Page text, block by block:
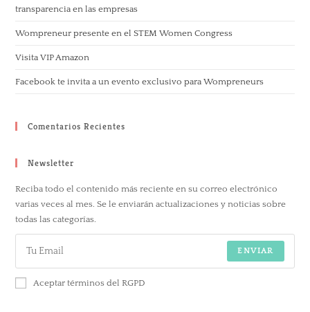
transparencia en las empresas
Wompreneur presente en el STEM Women Congress
Visita VIP Amazon
Facebook te invita a un evento exclusivo para Wompreneurs
Comentarios Recientes
Newsletter
Reciba todo el contenido más reciente en su correo electrónico
varias veces al mes. Se le enviarán actualizaciones y noticias sobre
todas las categorías.
ENVIAR
Aceptar términos del RGPD